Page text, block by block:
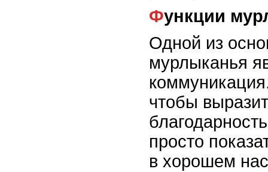
Функции
Одной из
мурлыканья
чтобы
просто
в хорошем